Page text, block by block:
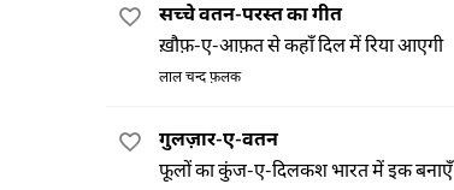
सच्चे वतन-परस्त का गीत
ख़ौफ़-ए-आफ़त से कहाँ दिल में रिया आएगी
लाल चन्द फ़लक
गुलज़ार-ए-वतन
फूलों का कुंज-ए-दिलकश भारत में इक बनाएँ